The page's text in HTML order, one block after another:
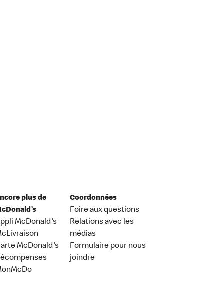
plus de
McDonald's
McDonald's
Coordonnées
Foire aux questions
Relations avec les
médias
Formulaire pour nous
joindre